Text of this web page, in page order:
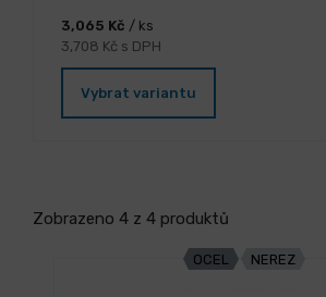
3,065 Kč / ks
3,708 Kč s DPH
Vybrat variantu
Zobrazeno 4 z 4 produktů
OCEL NEREZ